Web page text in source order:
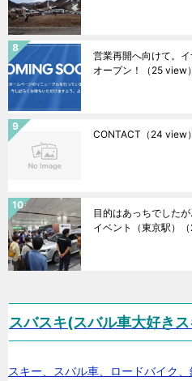
営業再開へ向けて。
オープン！
（25 view）
CONTACT （24 view）
目的はあっちでした
イベント（東京駅）
スバスキ(スバル車大好き
スキー、スバル車、ロードバイク、